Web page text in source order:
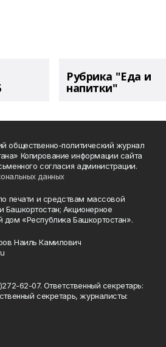
Рубрика "Еда и
напитки"
общественно-политический журнал
Копирование информации сайта
согласия администрации.
данных
печати и средствам массовой
Башкортостан; Акционерное
дом «Республика Башкортостан».
Наиль Камилович
62-07. Ответственный секретарь:
секретарь, журналисты: